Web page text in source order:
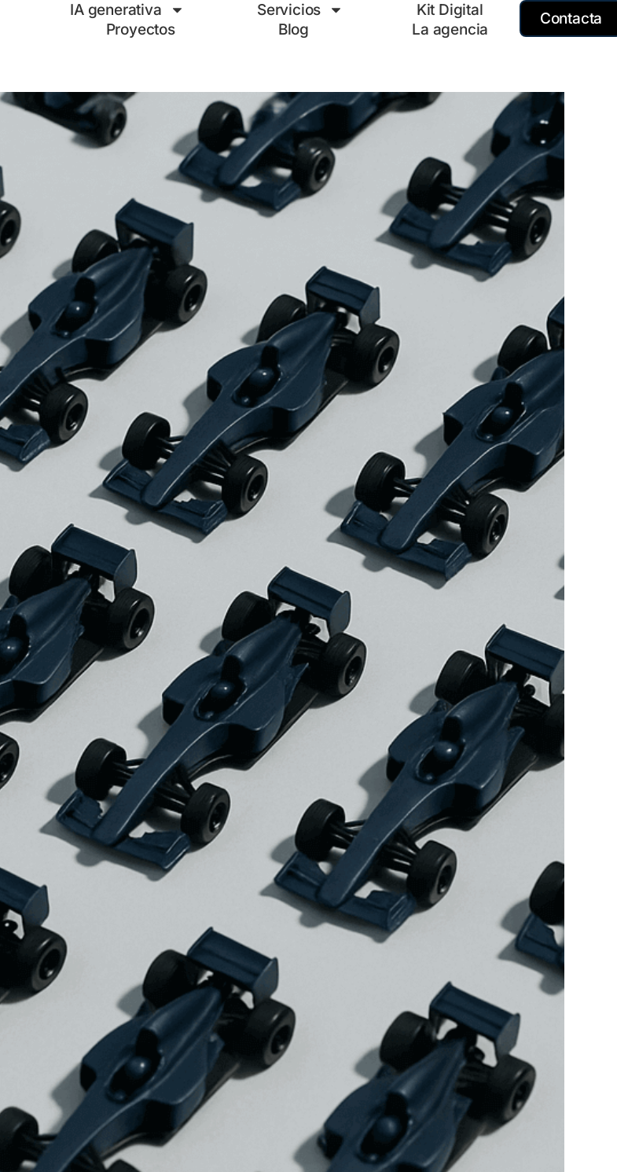
IA generativa Servicios
Kit Digital
Proyectos
Blog La agencia
Contacta